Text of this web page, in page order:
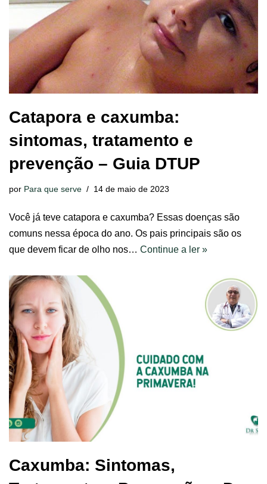
Catapora e caxumba:
sintomas, tratamento e
prevenção – Guia DTUP
por Para que serve 14 de maio de 2023
Você já teve catapora e caxumba? Essas doenças são
comuns nessa época do ano. Os pais principais são os
que devem ficar de olho nos… Continue a ler »
Caxumba: Sintomas,